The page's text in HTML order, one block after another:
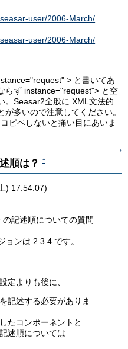
user/2006-March/
user/2006-March/
> と書いてあ
らず instance="request"> と空
。Seasar2全般に XML文法的
多いので注意してください。
ピペしないと痛い目にあいま
↑
順は？ †
) 17:54:07)
記述順についての質問
ョンは 2.3.4 です。
定よりも後に、
記述する必要がありま
たコンポーネントと
述順については